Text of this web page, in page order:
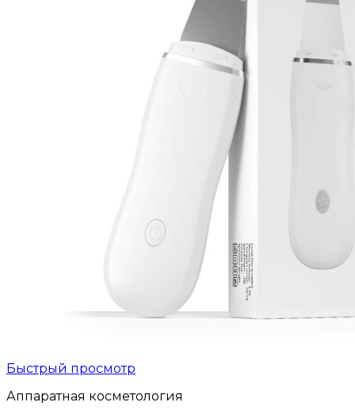
Быстрый просмотр
Аппаратная косметология